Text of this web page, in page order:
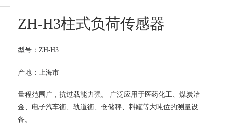
ZH-H3柱式负荷传感器
型号：ZH-H3
产地：上海市
量程范围广，抗过载能力强。 广泛应用于医药化工、煤炭冶
金、电子汽车衡、轨道衡、仓储秤、料罐等大吨位的测量设
备。